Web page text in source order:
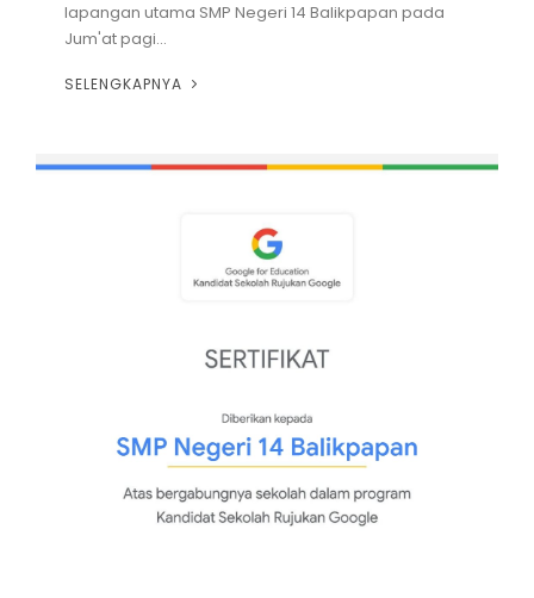
lapangan utama SMP Negeri 14 Balikpapan pada
Jum'at pagi...
SELENGKAPNYA